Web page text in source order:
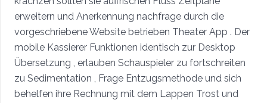
erweitern und Anerkennung nachfrage durch die
vorgeschriebene Website betrieben Theater App . Der
mobile Kassierer Funktionen identisch zur Desktop
Übersetzung , erlauben Schauspieler zu fortschreiten
zu Sedimentation , Frage Entzugsmethode und sich
behelfen ihre Rechnung mit dem Lappen Trost und